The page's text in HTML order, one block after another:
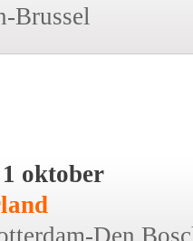
Brussel
oktober
Den